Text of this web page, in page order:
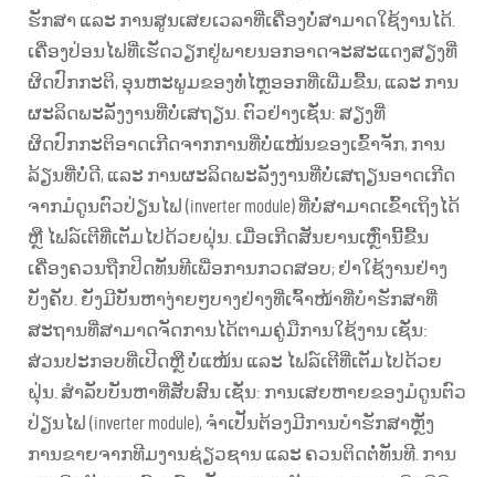
ຮັກສາ ແລະ ການສູນເສຍເວລາທີ່ເຄື່ອງບໍ່ສາມາດໃຊ້ງານໄດ້.
ເຄື່ອງປ່ອນໄຟທີ່ເຮັດວຽກຢູ່ພາຍນອກອາດຈະສະແດງສຽງທີ່
ຜິດປົກກະຕິ, ອຸນຫະພູມຂອງທໍ່ໄຫຼອອກທີ່ເພີ່ມຂື້ນ, ແລະ ການ
ຜະລິດພະລັງງານທີ່ບໍ່ເສຖຽນ. ຕົວຢ່າງເຊັ່ນ: ສຽງທີ່
ຜິດປົກກະຕິອາດເກີດຈາກການທີ່ບໍ່ແໜ້ນຂອງເຂົ້າຈັກ, ການ
ລ້ຽນທີ່ບໍ່ດີ, ແລະ ການຜະລິດພະລັງງານທີ່ບໍ່ເສຖຽນອາດເກີດ
ຈາກມໍດູນຕົວປ່ຽນໄຟ (inverter module) ທີ່ບໍ່ສາມາດເຂົ້າເຖິງໄດ້
ຫຼື ໄຟລ໌ເຕີທີ່ເຕັມໄປດ້ວຍຝຸ່ນ. ເມື່ອເກີດສັນຍານເຫຼົ່ານີ້ຂື້ນ
ເຄື່ອງຄວນຖືກປິດທັນທີເພື່ອການກວດສອບ; ຢ່າໃຊ້ງານຢ່າງ
ບັງຄັບ. ຍັງມີບັນຫາງ່າຍໆບາງຢ່າງທີ່ເຈົ້າໜ້າທີ່ບໍາຮັກສາທີ່
ສະຖານທີ່ສາມາດຈັດການໄດ້ຕາມຄູ່ມືການໃຊ້ງານ ເຊັ່ນ:
ສ່ວນປະກອບທີ່ເປີດຫຼື ບໍ່ແໜ້ນ ແລະ ໄຟລ໌ເຕີທີ່ເຕັມໄປດ້ວຍ
ຝຸ່ນ. ສຳລັບບັນຫາທີ່ສັບສົນ ເຊັ່ນ: ການເສຍຫາຍຂອງມໍດູນຕົວ
ປ່ຽນໄຟ (inverter module), ຈຳເປັນຕ້ອງມີການບໍາຮັກສາຫຼັງ
ການຂາຍຈາກທີມງານຊ່ຽວຊານ ແລະ ຄວນຕິດຕໍ່ທັນທີ. ການ